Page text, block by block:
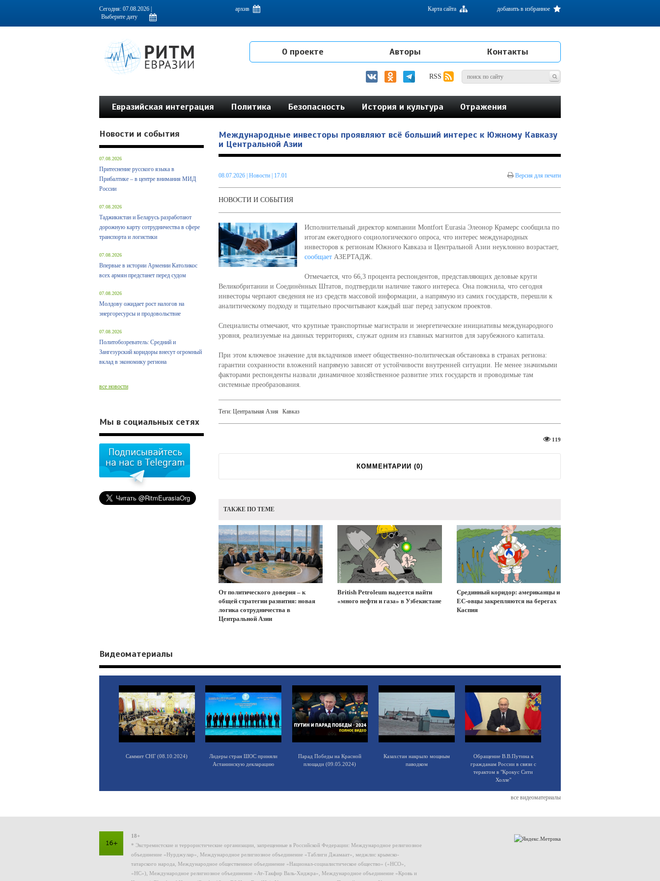
Информационно-аналитическое издание, посвященное актуальным проблемам интеграции на постсоветском пространстве
Сегодня: 07.08.2026 | архив добавить в избранное
Карта сайта
О проекте Авторы Контакты
RSS
Евразийская интеграция Политика Безопасность История и культура Отражения
Международные инвесторы проявляют всё больший интерес к Южному Кавказу
и Центральной Азии
08.07.2026| Новости | 17.01 Версия для печати
НОВОСТИ И СОБЫТИЯ
Исполнительный директор компании Montfort Eurasia Элеонор Крамерс сообщила по
итогам ежегодного социологического опроса, что интерес международных
инвесторов к регионам Южного Кавказа и Центральной Азии неуклонно возрастает,
сообщаетАЗЕРТАДЖ.
Отмечается, что 66,3 процента респондентов, представляющих деловые круги
Великобритании и Соединённых Штатов, подтвердили наличие такого интереса. Она пояснила, что сегодня
инвесторы черпают сведения не из средств массовой информации, а напрямую из самих государств, перешли к
аналитическому подходу и тщательно просчитывают каждый шаг перед запуском проектов.
Специалисты отмечают, что крупные транспортные магистрали и энергетические инициативы международного
уровня, реализуемые на данных территориях, служат одним из главных магнитов для зарубежного капитала.
При этом ключевое значение для вкладчиков имеет общественно-политическая обстановка в странах региона:
гарантии сохранности вложений напрямую зависят от устойчивости внутренней ситуации. Не менее значимыми
факторами респонденты назвали динамичное хозяйственное развитие этих государств и проводимые там
системные преобразования.
Теги: Центральная Азия Кавказ
119
КОММЕНТАРИИ (0)
ТАКЖЕ ПО ТЕМЕ
От политического доверия – к
общей стратегии развития: новая
логика сотрудничества в
Центральной Азии
British Petroleum надеется найти
«много нефти и газа» в Узбекистане
Срединный коридор: американцы и
ЕС-овцы закрепляются на берегах
Каспия
Новости и события
07.08.2026
Притеснение русского языка в
Прибалтике – в центре внимания МИД
России
07.08.2026
Таджикистан и Беларусь разработают
дорожную карту сотрудничества в сфере
транспорта и логистики
07.08.2026
Впервые в истории Армении Католикос
всех армян предстанет перед судом
07.08.2026
Молдову ожидает рост налогов на
энергоресурсы и продовольствие
07.08.2026
Политобозреватель: Средний и
Зангезурский коридоры внесут огромный
вклад в экономику региона
все новости
Мы в социальных сетях
Видеоматериалы
Саммит СНГ (08.10.2024)
Лидеры стран ШОС приняли
Астанинскую декларацию
Парад Победы на Красной
площади (09.05.2024)
Казахстан накрыло мощным
паводком
Обращение В.В.Путина к
гражданам России в связи с
терактом в "Крокус Сити
Холле"
все видеоматериалы
18+
* Экстремистские и террористические организации, запрещенные в Российской Федерации: Международное религиозное
объединение «Нурджулар», Международное религиозное объединение «Таблиги Джамаат», меджлис крымско-
татарского народа, Международное общественное объединение «Национал-социалистическое общество» («НСО»,
«НС»), Международное религиозное объединение «Ат-Такфир Валь-Хиджра», Международное объединение «Кровь и